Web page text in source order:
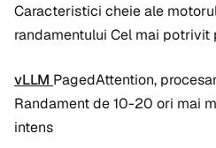
Caracteristici cheie ale
randamentului Cel mai potrivit
vLLM PagedAttention,
Randament de 10-20 ori mai
intens